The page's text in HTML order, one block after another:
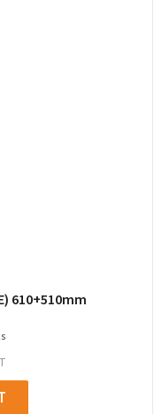
610+510mm